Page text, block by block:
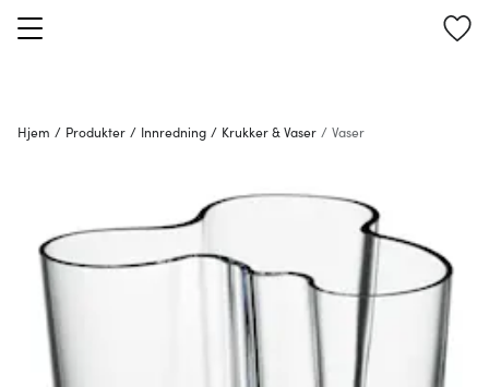
Hjem / Produkter / Innredning / Krukker & Vaser / Vaser